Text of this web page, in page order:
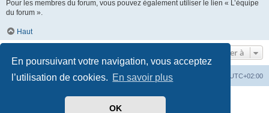
En poursuivant votre navigation, vous acceptez
l’utilisation de cookies. En savoir plus
OK
Pour les membres du forum, vous pouvez également utiliser le lien « L’équipe
du forum ».
Haut
Aller à
Index du forum UTC+02:00
Développé parphpBB® Forum Software © phpBB Limited
Traduit par